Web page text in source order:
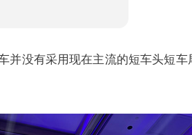
没有采用现在主流的短车头短车